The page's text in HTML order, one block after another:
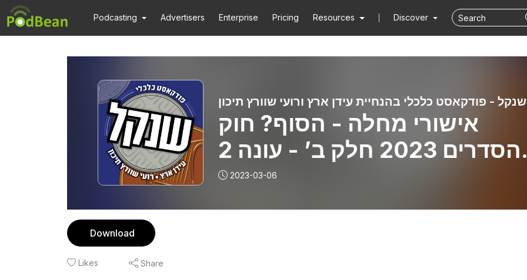
Podcasting Advertisers Enterprise Pricing Resources Discover
שנקל - פודקאסט כלכלי בהנחיית עידן ארץ ורועי שוורץ תיכון
אישורי מחלה - הסוף? חוק
ההסדרים 2023 חלק ב’ - עונה 2
פרק 3
2023-03-06
Download
Likes Share